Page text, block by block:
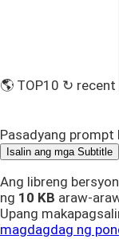
🌎 TOP10 ↻ recent
Pasadyang prompt
Isalin ang mga Subtitle
Ang libreng
ng 10 KB araw-
Upang
magdagdag ng